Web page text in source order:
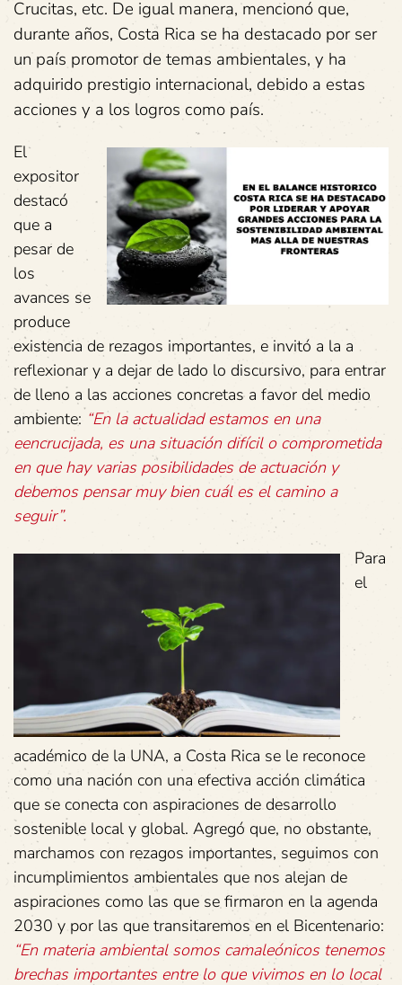
Crucitas, etc. De igual manera, mencionó que,
durante años, Costa Rica se ha destacado por ser
un país promotor de temas ambientales, y ha
adquirido prestigio internacional, debido a estas
acciones y a los logros como país.
El
expositor
destacó
que a
pesar de
los
avances se
produce
existencia de rezagos importantes, e invitó a la a
reflexionar y a dejar de lado lo discursivo, para entrar
de lleno a las acciones concretas a favor del medio
ambiente: “En la actualidad estamos en una
eencrucijada, es una situación difícil o comprometida
en que hay varias posibilidades de actuación y
debemos pensar muy bien cuál es el camino a
seguir”.
Para
el
académico de la UNA, a Costa Rica se le reconoce
como una nación con una efectiva acción climática
que se conecta con aspiraciones de desarrollo
sostenible local y global. Agregó que, no obstante,
marchamos con rezagos importantes, seguimos con
incumplimientos ambientales que nos alejan de
aspiraciones como las que se firmaron en la agenda
2030 y por las que transitaremos en el Bicentenario:
“En materia ambiental somos camaleónicos tenemos
brechas importantes entre lo que vivimos en lo local